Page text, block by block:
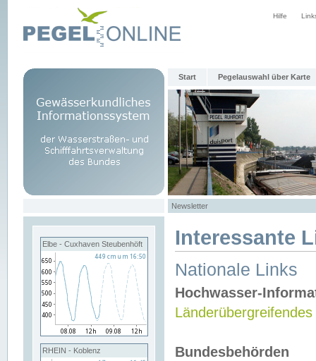
Hilfe
Start Pegelauswahl über Karte
Newsletter
Elbe - Cuxhaven Steubenhöft
RHEIN - Koblenz
Interessante
Nationale Links
Hochwasser-
Bundesbehörden